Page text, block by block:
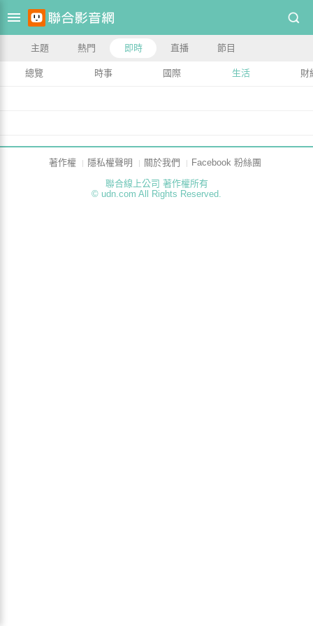
總覽 時事 國際 生活 財
主題 熱門 即時 直播 節目
著作權 隱私權聲明 關於我們
Facebook 粉絲團
聯合線上公司 著作權所有
© udn.com All Rights Reserved.